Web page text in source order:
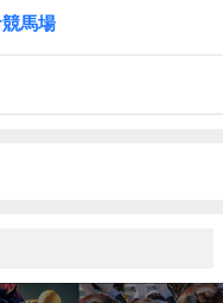
馬場